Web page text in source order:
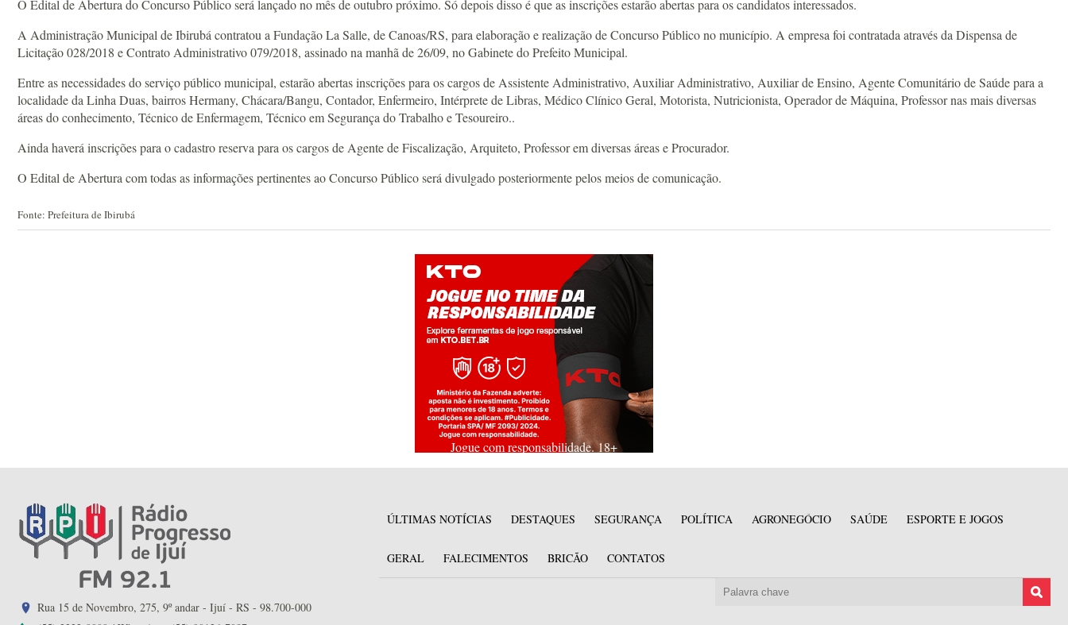
O Edital de Abertura do Concurso Público será lançado no mês de outubro próximo. Só depois disso é que as inscrições estarão abertas para os candidatos interessados.
A Administração Municipal de Ibirubá contratou a Fundação La Salle, de Canoas/RS, para elaboração e realização de Concurso Público no município. A empresa foi contratada através da Dispensa de
Licitação 028/2018 e Contrato Administrativo 079/2018, assinado na manhã de 26/09, no Gabinete do Prefeito Municipal.
Entre as necessidades do serviço público municipal, estarão abertas inscrições para os cargos de Assistente Administrativo, Auxiliar Administrativo, Auxiliar de Ensino, Agente Comunitário de Saúde para a
localidade da Linha Duas, bairros Hermany, Chácara/Bangu, Contador, Enfermeiro, Intérprete de Libras, Médico Clínico Geral, Motorista, Nutricionista, Operador de Máquina, Professor nas mais diversas
áreas do conhecimento, Técnico de Enfermagem, Técnico em Segurança do Trabalho e Tesoureiro..
Ainda haverá inscrições para o cadastro reserva para os cargos de Agente de Fiscalização, Arquiteto, Professor em diversas áreas e Procurador.
O Edital de Abertura com todas as informações pertinentes ao Concurso Público será divulgado posteriormente pelos meios de comunicação.
Fonte: Prefeitura de Ibirubá
Jogue com responsabilidade. 18+
Rua 15 de Novembro, 275, 9º andar - Ijuí - RS - 98.700-000
ÚLTIMAS NOTÍCIAS DESTAQUES SEGURANÇA POLÍTICA AGRONEGÓCIO SAÚDE ESPORTE E JOGOS
GERAL FALECIMENTOS BRICÃO CONTATOS